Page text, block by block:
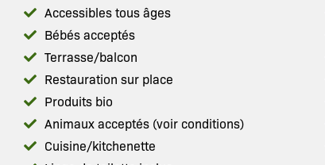
Accessibles tous âges
Bébés acceptés
Terrasse/balcon
Restauration sur place
Produits bio
Animaux acceptés (voir conditions)
Cuisine/kitchenette